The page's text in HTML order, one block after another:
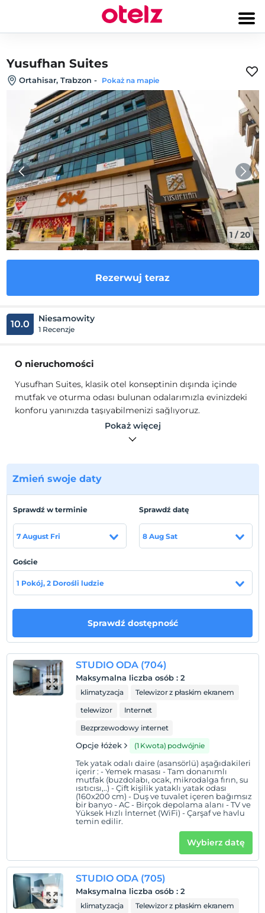
Yusufhan Suites
Ortahisar, Trabzon - Pokaż na mapie
1 /20
Rezerwuj teraz
10.0 Niesamowity
1 Recenzje
O nieruchomości
Yusufhan Suites, klasik otel konseptinin dışında içinde
mutfak ve oturma odası bulunan odalarımızla evinizdeki
konforu yanınızda taşıyabilmenizi sağlıyoruz.
Otopark, 7/24 ilgili personel, klima, odalara özel mutfak,
Wi-Fi ve oda temizliği gibi çeşitli hizmetler sunuyoruz.
Lokalizacja
Ortahisar Merkez'de konumlanmaktadır.
Pokaż na mapie
Zasady hotelu
Wymeldować się
Przed 12:00
Zwierzęta
Zwierzęta niedozwolone
Zakaz palenia w pokoju
Godziny zameldowania
01:00 . Poza tymi godzinami brama wjazdowa jest
Niemowlęta do wieku do 2 są bezpłatne.
Nie ma polityki dotyczącej bezpłatnych dzieci
Pokaż więcej
Zmień swoje daty
Sprawdź w terminie
7 August Fri
Sprawdź datę
8 Aug Sat
Goście
1 Pokój, 2 Dorośli ludzie
Sprawdź dostępność
STUDIO ODA (704)
Maksymalna liczba osób : 2
klimatyzacja
Telewizor z płaskim ekranem
telewizor
Internet
Bezprzewodowy internet
Opcje łóżek (1 Kwota) podwójnie
Tek yatak odalı daire (asansörlü) aşağıdakileri
içerir : - Yemek masası - Tam donanımlı
mutfak (buzdolabı, ocak, mikrodalga fırın, su
ısıtıcısı,..) - Çift kişilik yataklı yatak odası
(160x200 cm) - Duş ve tuvalet içeren bağımsız
bir banyo - AC - Birçok depolama alanı - TV ve
Yüksek Hızlı İnternet (WiFi) - Çarşaf ve havlu
temin edilir.
Wybierz datę
STUDIO ODA (705)
Maksymalna liczba osób : 2
klimatyzacja
Telewizor z płaskim ekranem